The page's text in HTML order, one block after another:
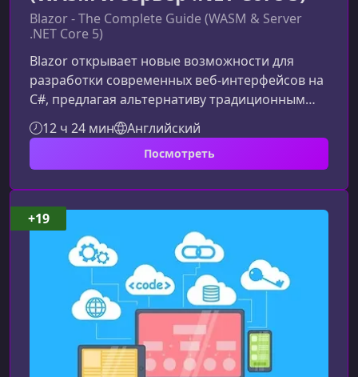
Blazor - The Complete Guide (WASM & Server
.NET Core 5)
Blazor открывает новые возможности для
разработки современных веб-интерфейсов на
C#, предлагая альтернативу традиционным
JavaScript-фреймворкам. Почему Blazor —
важный шаг в развитии .NETBlazor — это
революционный фреймворк в экосистеме .NET
клиентские приложения без использования
JavaScript. Благодаря серверной модели и
режиму WebAssembly разработчики могут
писать логику на одном языке — C#, что
значительно у
12 ч 24 мин Английский
Посмотреть
+19